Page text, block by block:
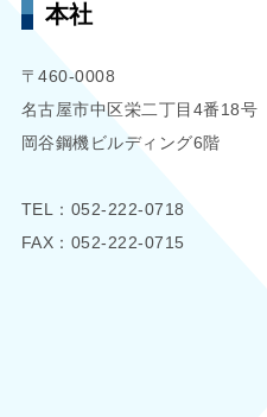
本社
〒460-0008
名古屋市中区栄二丁目4番18号
岡谷鋼機ビルディング6階
TEL：052-222-0718
FAX：052-222-0715